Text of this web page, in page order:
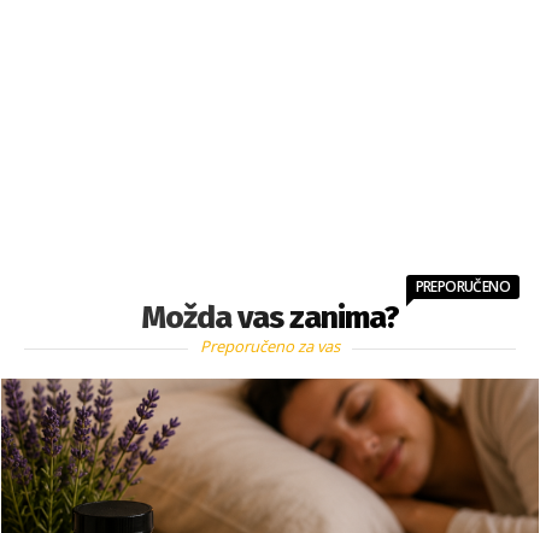
Možda vas zanima?
PREPORUČENO
Preporučeno za vas